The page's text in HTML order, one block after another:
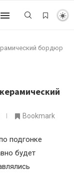
бордюр
Bookmark
подгонке
будет